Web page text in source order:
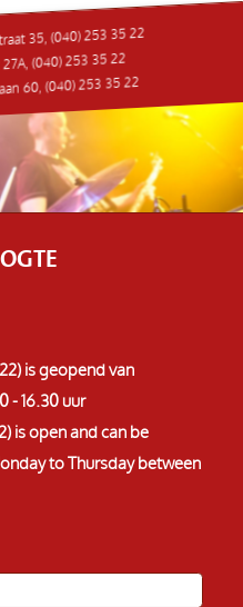
35, (040) 253 35 22
(040) 253 35 22
60, (040) 253 35 22
is geopend van
- 16.30 uur
is open and can be
to Thursday between